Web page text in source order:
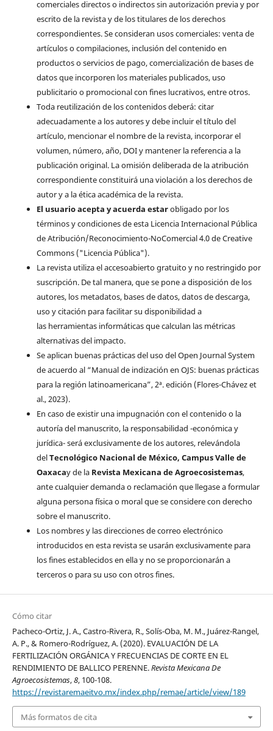
comerciales directos o indirectos sin autorización previa y por
escrito de la revista y de los titulares de los derechos
correspondientes. Se consideran usos comerciales: venta de
artículos o compilaciones, inclusión del contenido en
productos o servicios de pago, comercialización de bases de
datos que incorporen los materiales publicados, uso
publicitario o promocional con fines lucrativos, entre otros.
Toda reutilización de los contenidos deberá: citar
adecuadamente a los autores y debe incluir el título del
artículo, mencionar el nombre de la revista, incorporar el
volumen, número, año, DOI y mantener la referencia a la
publicación original. La omisión deliberada de la atribución
correspondiente constituirá una violación a los derechos de
autor y a la ética académica de la revista.
El usuario acepta y acuerda estarobligado por los
términos y condiciones de esta Licencia Internacional Pública
de Atribución/Reconocimiento-NoComercial 4.0 de Creative
Commons ("Licencia Pública").
La revista utiliza el accesoabierto gratuito y no restringido por
suscripción. De tal manera, que se pone a disposición de los
autores, los metadatos, bases de datos, datos de descarga,
uso y citación para facilitar su disponibilidad a
las herramientas informáticas que calculan las métricas
alternativas del impacto.
Se aplican buenas prácticas del uso del Open Journal System
de acuerdo al “Manual de indización en OJS: buenas prácticas
para la región latinoamericana”, 2ª. edición (Flores-Chávez et
al., 2023).
En caso de existir una impugnación con el contenido o la
autoría del manuscrito, la responsabilidad -económica y
jurídica- será exclusivamente de los autores, relevándola
delTecnológico Nacional de México, Campus Valle de
Oaxacay de la Revista Mexicana de Agroecosistemas,
ante cualquier demanda o reclamación que llegase a formular
alguna persona física o moral que se considere con derecho
sobre el manuscrito.
Los nombres y las direcciones de correo electrónico
introducidos en esta revista se usarán exclusivamente para
los fines establecidos en ella y no se proporcionarán a
terceros o para su uso con otros fines.
Cómo citar
Pacheco-Ortiz, J. A., Castro-Rivera, R., Solís-Oba, M. M., Juárez-Rangel,
A. P., & Romero-Rodríguez, A. (2020). EVALUACIÓN DE LA
FERTILIZACIÓN ORGÁNICA Y FRECUENCIAS DE CORTE EN EL
RENDIMIENTO DE BALLICO PERENNE.Revista Mexicana De
Agroecosistemas,8, 100-108.
https://revistaremaeitvo.mx/index.php/remae/article/view/189
Más formatos de cita